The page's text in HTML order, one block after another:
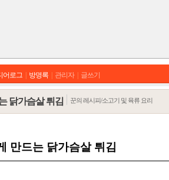
어로그 방명록 관리자 글쓰기
닭가슴살 튀김 꾼의 레시피/소고기 및 육류 요리
만드는 닭가슴살 튀김